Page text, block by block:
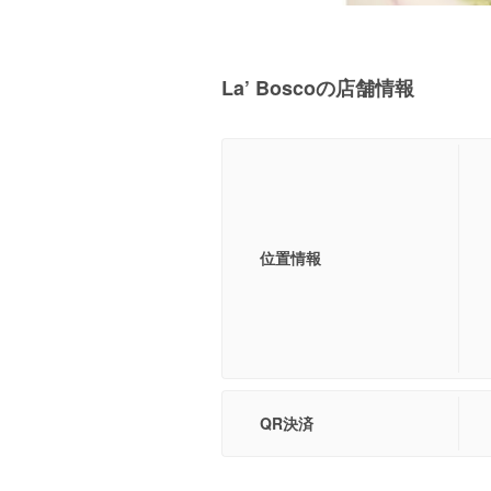
La’ Boscoの店舗情報
位置情報
QR決済